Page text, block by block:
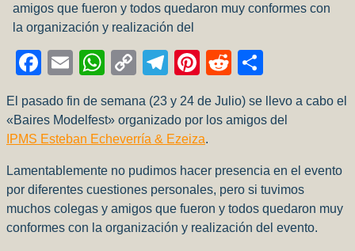
amigos que fueron y todos quedaron muy conformes con
la organización y realización del
Facebook
EmailWhatsApp
CopyTelegram
Pinterest
Reddit
El pasado fin de semana (23 y 24 de Julio) se llevo a cabo el
«Baires Modelfest» organizado por los amigos del
IPMS Esteban Echeverría & Ezeiza.
Lamentablemente no pudimos hacer presencia en el evento
por diferentes cuestiones personales, pero si tuvimos
muchos colegas y amigos que fueron y todos quedaron muy
conformes con la organización y realización del evento.